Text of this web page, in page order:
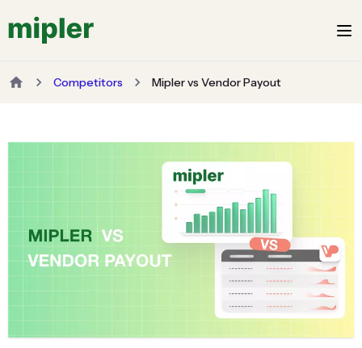
Competitors Mipler vs Vendor Payout